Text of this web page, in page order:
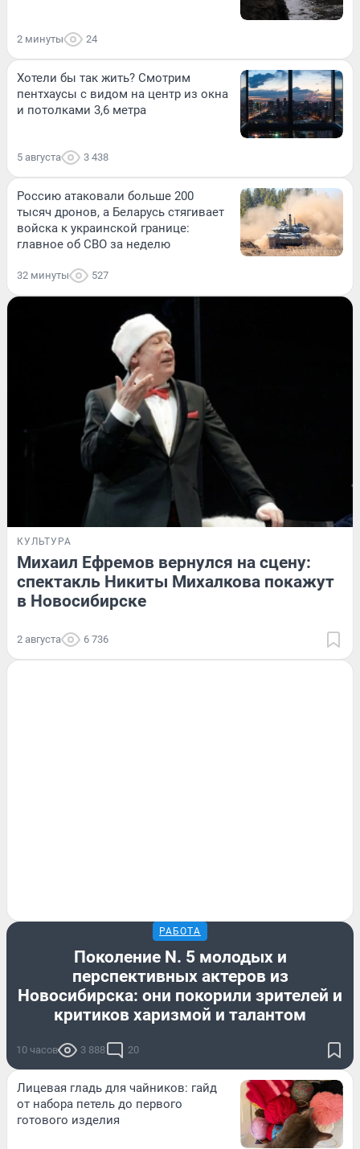
2 минуты 24
Хотели бы так жить? Смотрим
пентхаусы с видом на центр из окна
и потолками 3,6 метра
5 августа 3 438
Россию атаковали больше 200
тысяч дронов, а Беларусь стягивает
войска к украинской границе:
главное об СВО за неделю
32 минуты 527
КУЛЬТУРА
Михаил Ефремов вернулся на сцену:
спектакль Никиты Михалкова покажут
в Новосибирске
2 августа 6 736
РАБОТА
Поколение N. 5 молодых и
перспективных актеров из
Новосибирска: они покорили зрителей и
критиков харизмой и талантом
10 часов 3 888 20
Лицевая гладь для чайников: гайд
от набора петель до первого
готового изделия